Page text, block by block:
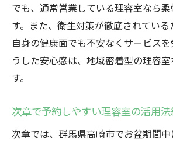
でも、通常営業している理容室なら
す。また、衛生対策が徹底されてい
自身の健康面でも不安なくサービス
うした安心感は、地域密着型の理容
す。
次章で予約しやすい理容室の活用
次章では、群馬県高崎市でお盆期間